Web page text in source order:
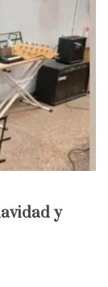
y